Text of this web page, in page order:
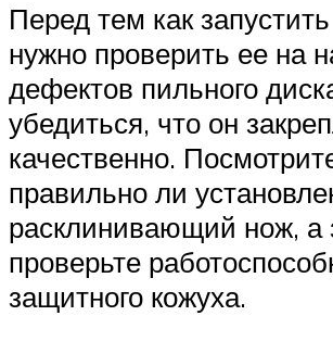
Перед тем как
нужно проверить ее на
дефектов пильного
убедиться, что он
качественно.
правильно ли
расклинивающий нож, а
проверьте
защитного кожуха.